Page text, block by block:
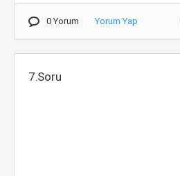
0 Yorum Yorum Yap
7.Soru